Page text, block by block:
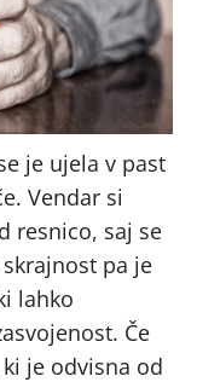
je ujela v past
Vendar si
resnico, saj se
pa je
lahko
Če
je odvisna od